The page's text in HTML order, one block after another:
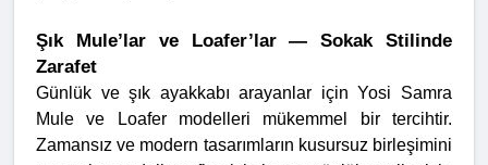
Şık Mule’lar ve Loafer’lar — Sokak Stilinde
Zarafet
Günlük ve şık ayakkabı arayanlar için Yosi Samra
Mule ve Loafer modelleri mükemmel bir tercihtir.
Zamansız ve modern tasarımların kusursuz birleşimini